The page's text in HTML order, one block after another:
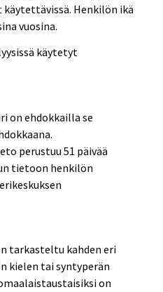
Henkilön ikä
vuosina.
käytetyt
on ehdokkailla se
perustuu 51 päivää
tietoon henkilön
tarkasteltu kahden eri
kielen tai syntyperän
on